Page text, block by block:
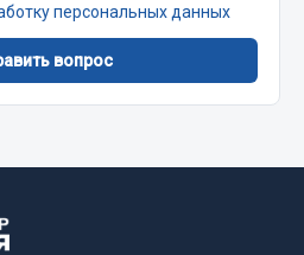
ещё
персональных данных
вопрос